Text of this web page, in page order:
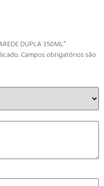
DUPLA 350ML”
Campos obrigatórios são